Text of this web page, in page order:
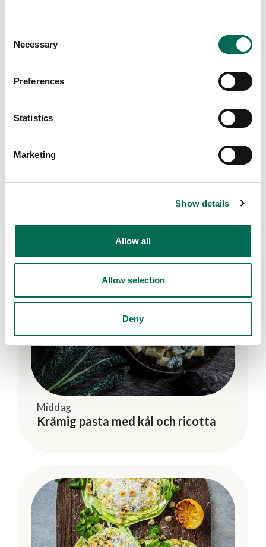
Selection
Necessary
Preferences
Statistics
Marketing
Show details
Allow all
Allow selection
Deny
Kål
Middag
Krämig pasta med kål och ricotta